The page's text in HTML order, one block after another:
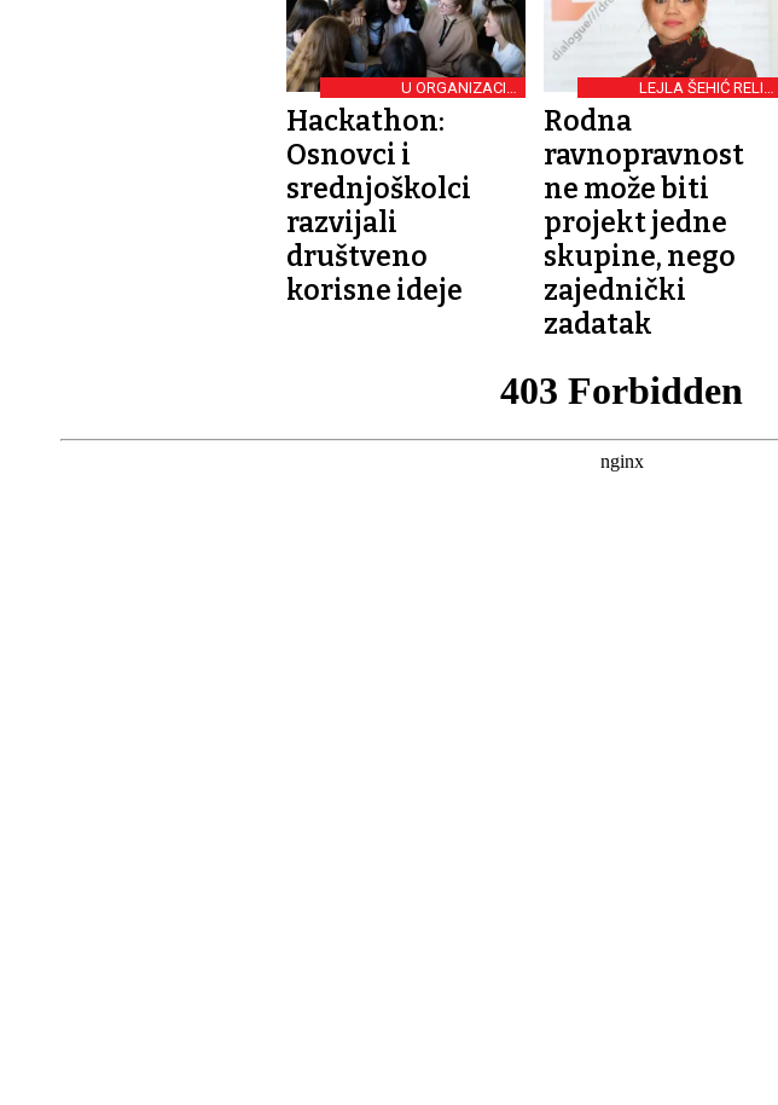
U ORGANIZACIJI
DKOLEKTIVA
Hackathon:
Osnovci i
srednjoškolci
razvijali
društveno
korisne ideje
LEJLA ŠEHIĆ RELIĆ
DIREKTORICA DKOLEKTIVA
VOLONTERSKOG CENTRA
Rodna
ravnopravnost
ne može biti
projekt jedne
skupine, nego
zajednički
zadatak